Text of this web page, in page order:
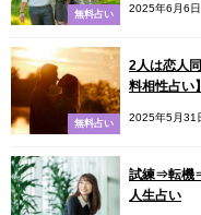
無料占い
2025年6月6日
無料占い
2人は恋人
料相性占い】
2025年5月31
試練⇒転機
人生占い